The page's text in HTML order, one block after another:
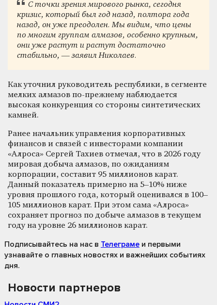
С точки зрения мирового рынка, сегодня
кризис, который был год назад, полтора года
назад, он уже преодолен. Мы видим, что цены
по многим группам алмазов, особенно крупным,
они уже растут и растут достаточно
стабильно, — заявил Николаев.
Как уточнил руководитель республики, в сегменте
мелких алмазов по-прежнему наблюдается
высокая конкуренция со стороны синтетических
камней.
Ранее начальник управления корпоративных
финансов и связей с инвесторами компании
«Алроса» Сергей Тахиев отмечал, что в 2026 году
мировая добыча алмазов, по ожиданиям
корпорации, составит 95 миллионов карат.
Данный показатель примерно на 5–10% ниже
уровня прошлого года, который оценивался в 100–
105 миллионов карат. При этом сама «Алроса»
сохраняет прогноз по добыче алмазов в текущем
году на уровне 26 миллионов карат.
Подписывайтесь на нас в Телеграме и первыми
узнавайте о главных новостях и важнейших событиях
дня.
Новости партнеров